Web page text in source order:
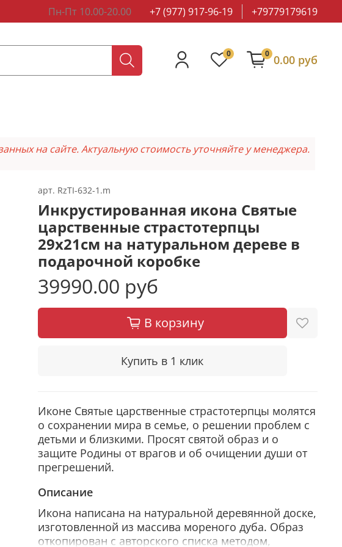
Пн-Пт 10.00-20.00 +7 (977) 917-96-19 +79779179619
0 0 0.00 руб
на сайте. Актуальную стоимость уточняйте у менеджера.
арт. RzTI-632-1.m
Инкрустированная икона Святые
царственные страстотерпцы
29х21см на натуральном дереве в
подарочной коробке
39990.00 руб
В корзину
Купить в 1 клик
Иконе Святые царственные страстотерпцы молятся
о сохранении мира в семье, о решении проблем с
детьми и близкими. Просят святой образ и о
защите Родины от врагов и об очищении души от
прегрешений.
Описание
Икона написана на натуральной деревянной доске,
изготовленной из массива мореного дуба. Образ
откопирован с авторского списка методом,